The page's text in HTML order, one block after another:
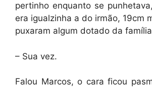
pertinho enquanto se
era igualzinha a do irmão, 19cm
puxaram algum dotado da
– Sua vez.
Falou Marcos, o cara ficou